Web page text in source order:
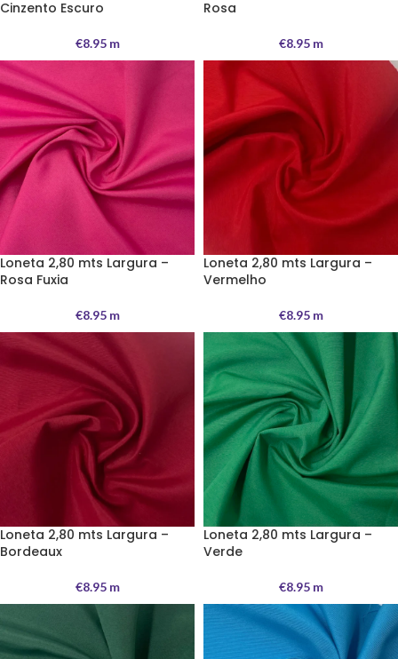
Cinzento Escuro
€8.95m
Rosa
€8.95m
Loneta 2,80 mts Largura –
Rosa Fuxia
€8.95m
Loneta 2,80 mts Largura –
Vermelho
€8.95m
Loneta 2,80 mts Largura –
Bordeaux
€8.95m
Loneta 2,80 mts Largura –
Verde
€8.95m